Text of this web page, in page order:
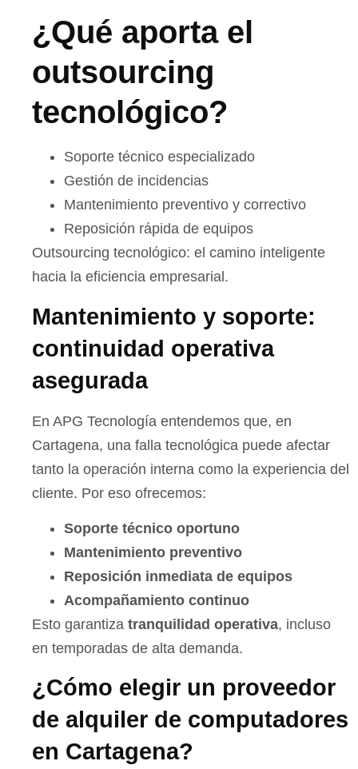
¿Qué aporta el
outsourcing
tecnológico?
Soporte técnico especializado
Gestión de incidencias
Mantenimiento preventivo y correctivo
Reposición rápida de equipos
Outsourcing tecnológico: el camino inteligente
hacia la eficiencia empresarial.
Mantenimiento y soporte:
continuidad operativa
asegurada
En APG Tecnología entendemos que, en
Cartagena, una falla tecnológica puede afectar
tanto la operación interna como la experiencia del
cliente. Por eso ofrecemos:
Soporte técnico oportuno
Mantenimiento preventivo
Reposición inmediata de equipos
Acompañamiento continuo
Esto garantiza tranquilidad operativa, incluso
en temporadas de alta demanda.
¿Cómo elegir un proveedor
de alquiler de computadores
en Cartagena?